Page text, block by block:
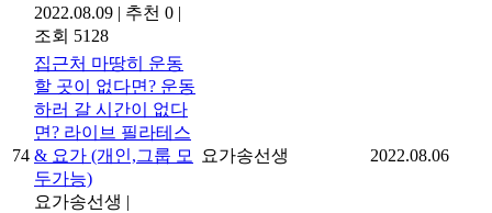
2022.08.09 | 추천 0 |
조회 5128
74
집근처 마땅히 운동
할 곳이 없다면? 운동
하러 갈 시간이 없다
면? 라이브 필라테스
& 요가 (개인,그룹 모
두가능)
요가송선생 |
요가송선생 2022.08.06